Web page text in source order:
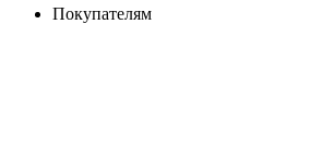
Покупателям